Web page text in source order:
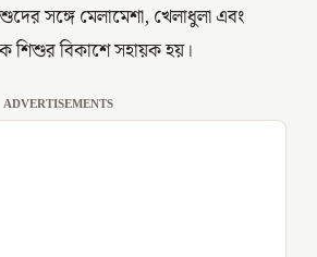
সঙ্গে মেলামেশা, খেলাধুলা এবং
শিশুর বিকাশে সহায়ক হয়।
ADVERTISEMENTS